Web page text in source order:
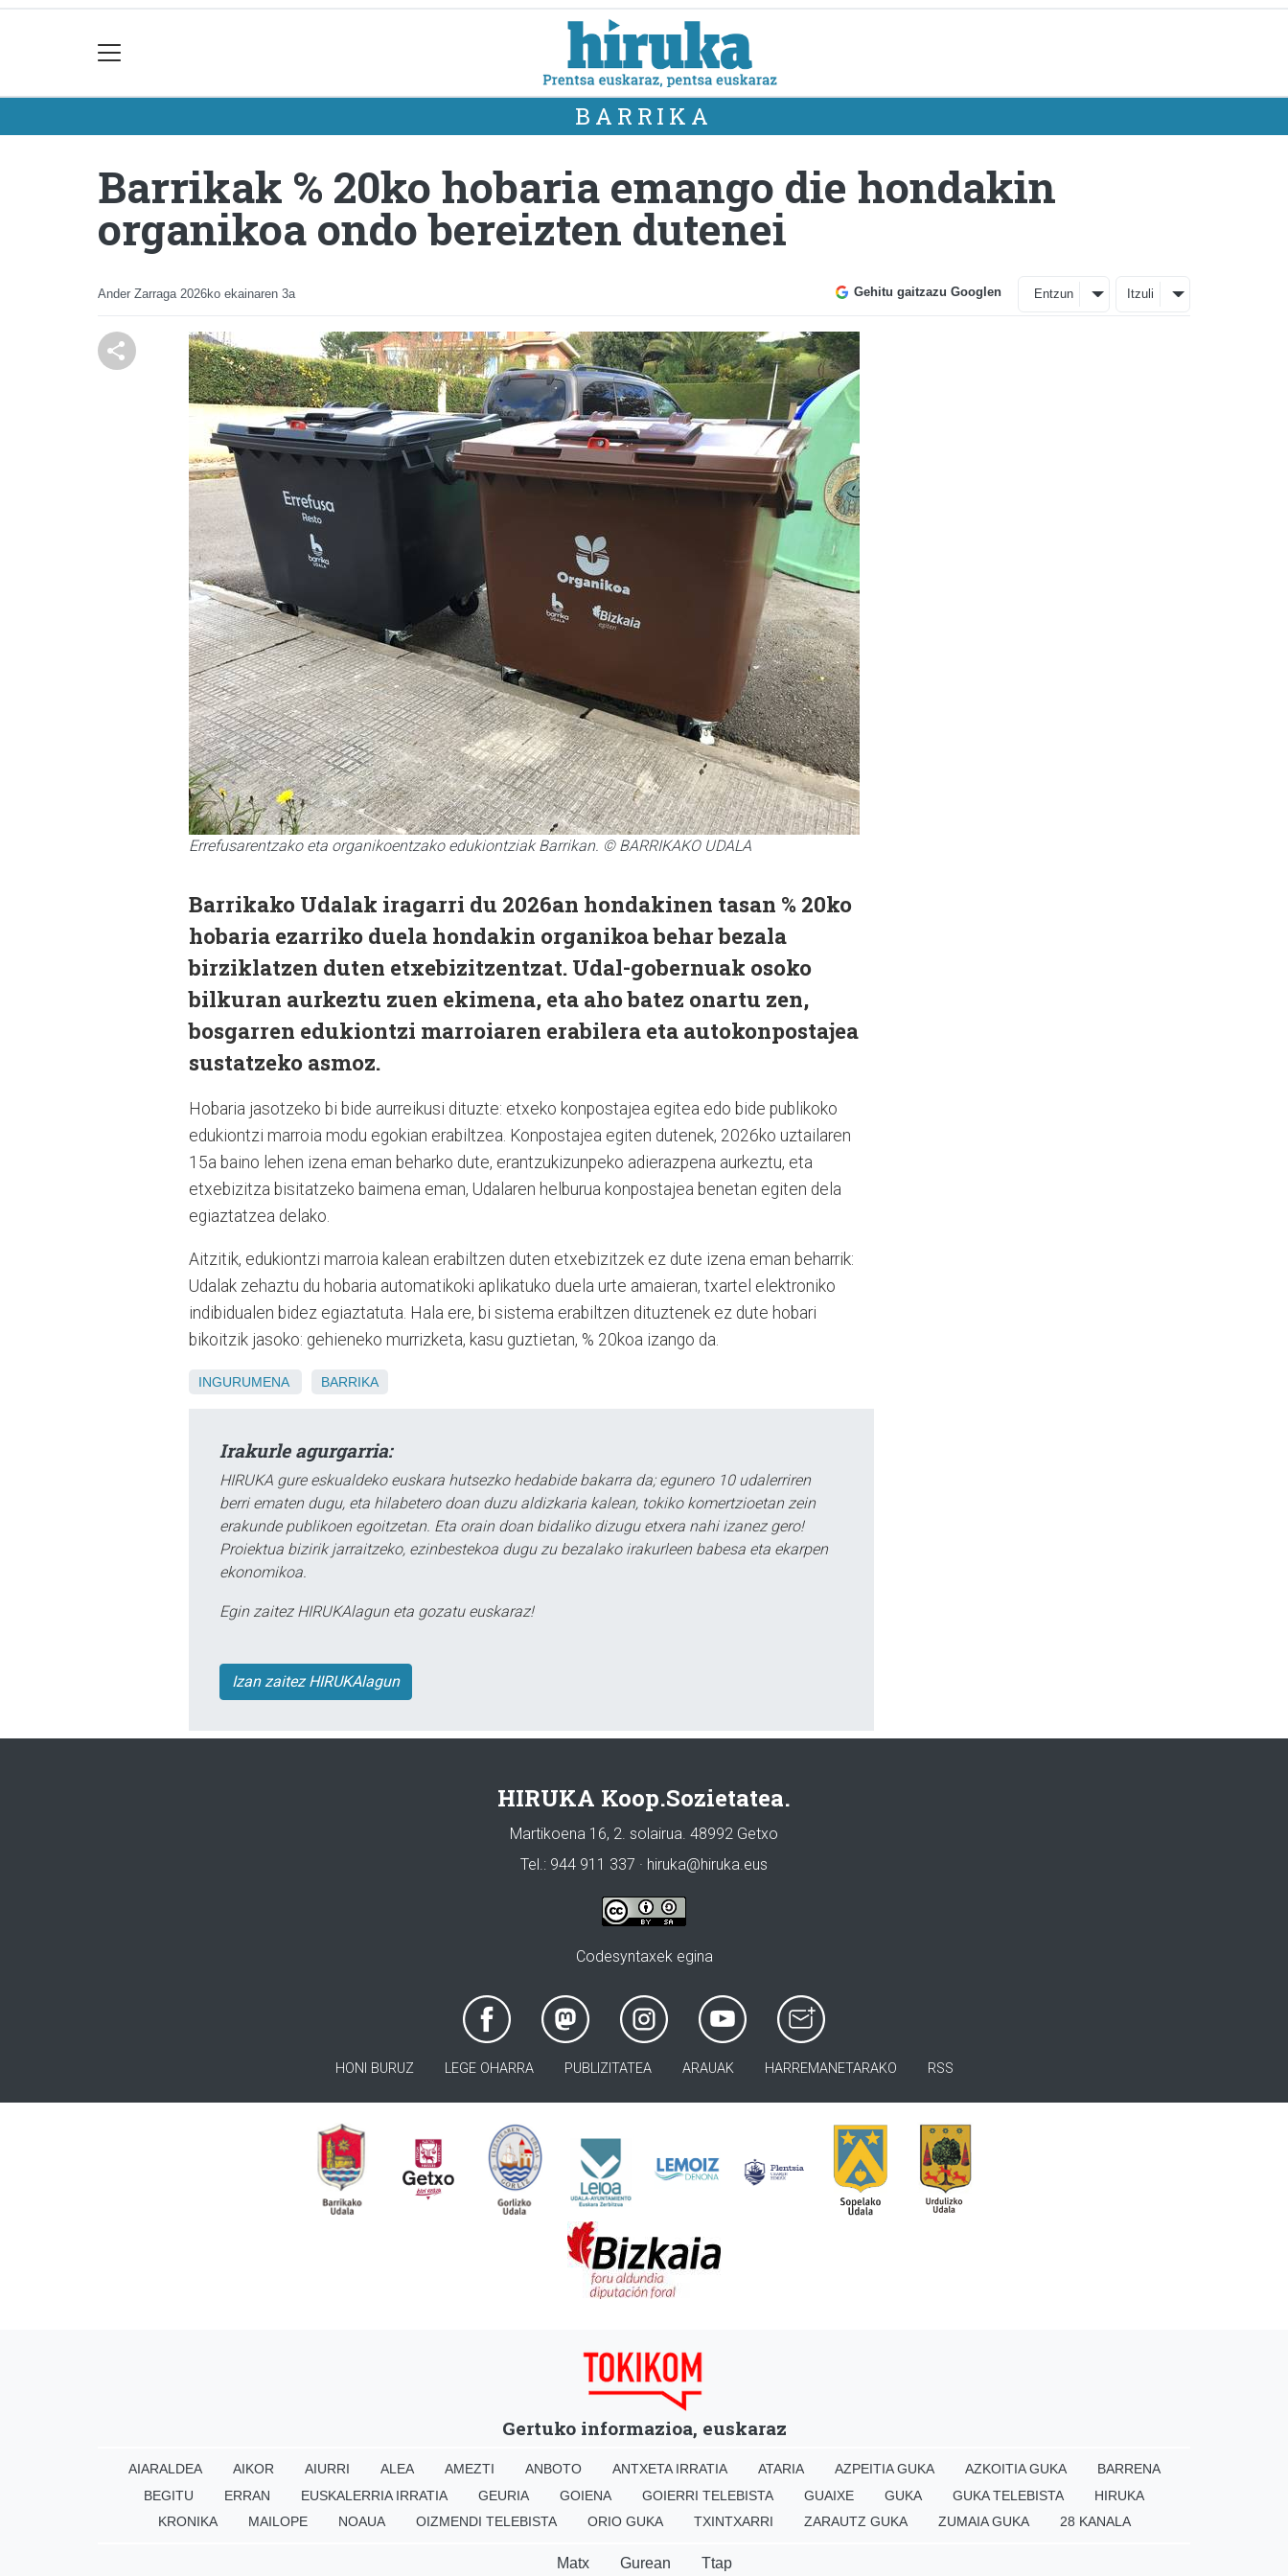
BARRIKA
Barrikak % 20ko hobaria emango die hondakin
organikoa ondo bereizten dutenei
Ander Zarraga 2026ko ekainaren 3a Gehitu gaitzazu Googlen Entzun Itzuli
Errefusarentzako eta organikoentzako edukiontziak Barrikan. © BARRIKAKO UDALA
Barrikako Udalak iragarri du 2026an hondakinen tasan % 20ko
hobaria ezarriko duela hondakin organikoa behar bezala
birziklatzen duten etxebizitzentzat. Udal-gobernuak osoko
bilkuran aurkeztu zuen ekimena, eta aho batez onartu zen,
bosgarren edukiontzi marroiaren erabilera eta autokonpostajea
sustatzeko asmoz.
Hobaria jasotzeko bi bide aurreikusi dituzte: etxeko konpostajea egitea edo bide publikoko
edukiontzi marroia modu egokian erabiltzea. Konpostajea egiten dutenek, 2026ko uztailaren
15a baino lehen izena eman beharko dute, erantzukizunpeko adierazpena aurkeztu, eta
etxebizitza bisitatzeko baimena eman, Udalaren helburua konpostajea benetan egiten dela
egiaztatzea delako.
Aitzitik, edukiontzi marroia kalean erabiltzen duten etxebizitzek ez dute izena eman beharrik:
Udalak zehaztu du hobaria automatikoki aplikatuko duela urte amaieran, txartel elektroniko
indibidualen bidez egiaztatuta. Hala ere, bi sistema erabiltzen dituztenek ez dute hobari
bikoitzik jasoko: gehieneko murrizketa, kasu guztietan, % 20koa izango da.
INGURUMENA BARRIKA
Irakurle agurgarria:
HIRUKA gure eskualdeko euskara hutsezko hedabide bakarra da; egunero 10 udalerriren
berri ematen dugu, eta hilabetero doan duzu aldizkaria kalean, tokiko komertzioetan zein
erakunde publikoen egoitzetan. Eta orain doan bidaliko dizugu etxera nahi izanez gero!
Proiektua bizirik jarraitzeko, ezinbestekoa dugu zu bezalako irakurleen babesa eta ekarpen
ekonomikoa.
Egin zaitez HIRUKAlagun eta gozatu euskaraz!
Izan zaitez HIRUKAlagun
HIRUKA Koop.Sozietatea.
Martikoena 16, 2. solairua. 48992 Getxo
Tel.: 944 911 337 · hiruka@hiruka.eus
Codesyntaxek egina
HONI BURUZ LEGE OHARRA PUBLIZITATEA ARAUAK HARREMANETARAKO RSS
Gertuko informazioa, euskaraz
AIARALDEA AIKOR AIURRI ALEA AMEZTI ANBOTO ANTXETA IRRATIA ATARIA AZPEITIA GUKA AZKOITIA GUKA
BARRENA
BEGITU
ERRAN EUSKALERRIA IRRATIA GEURIA GOIENA GOIERRI TELEBISTA GUAIXE GUKA GUKA TELEBISTA
HIRUKA
KRONIKA
MAILOPE NOAUA OIZMENDI TELEBISTA ORIO GUKA TXINTXARRI ZARAUTZ GUKA ZUMAIA GUKA 28 KANALA
Matx Gurean Ttap